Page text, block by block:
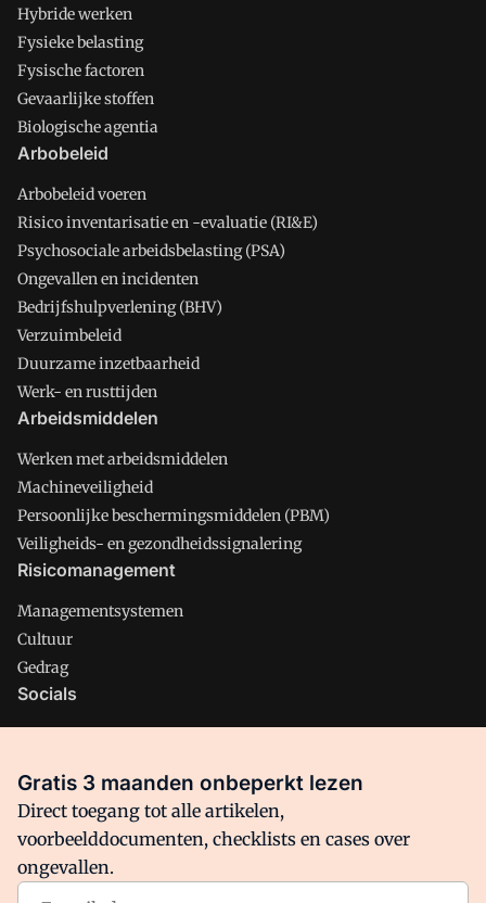
Hybride werken
Fysieke belasting
Fysische factoren
Gevaarlijke stoffen
Biologische agentia
Arbobeleid
Arbobeleid voeren
Risico inventarisatie en -evaluatie (RI&E)
Psychosociale arbeidsbelasting (PSA)
Ongevallen en incidenten
Bedrijfshulpverlening (BHV)
Verzuimbeleid
Duurzame inzetbaarheid
Werk- en rusttijden
Arbeidsmiddelen
Werken met arbeidsmiddelen
Machineveiligheid
Persoonlijke beschermingsmiddelen (PBM)
Veiligheids- en gezondheidssignalering
Risicomanagement
Managementsystemen
Cultuur
Gedrag
Socials
Facebook
Arbo is onderdeel van VMN media. Lees inons manifestwaar
Gratis 3 maanden onbeperkt lezen
Direct toegang tot alle artikelen,
voorbeelddocumenten, checklists en cases over
ongevallen.